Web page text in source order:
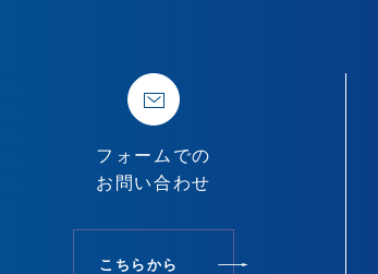
フォームでの
お問い合わせ
こちらから